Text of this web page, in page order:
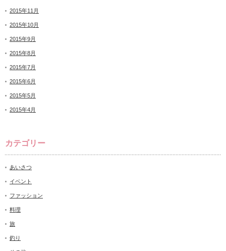
2015年11月
2015年10月
2015年9月
2015年8月
2015年7月
2015年6月
2015年5月
2015年4月
カテゴリー
あいさつ
イベント
ファッション
料理
旅
釣り